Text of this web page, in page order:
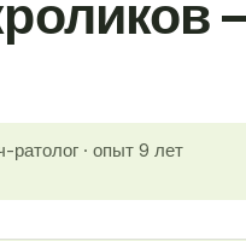
ратолог · опыт 9 лет